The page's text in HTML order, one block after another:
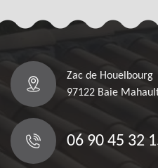
Zac de Houelbourg
97122 Baie
06 90 45 32